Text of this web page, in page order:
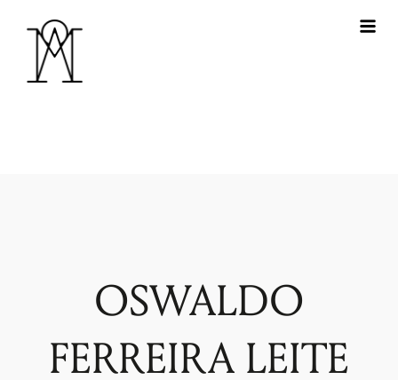
OSWALDO
FERREIRA LEITE